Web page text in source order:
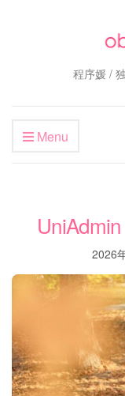
程序媛 /
Menu
2026